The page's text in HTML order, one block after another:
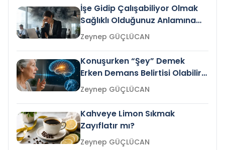
İşe Gidip Çalışabiliyor Olmak
Sağlıklı Olduğunuz Anlamına
Gelir mi?Zeynep GÜÇLÜCAN
Konuşurken “Şey” Demek
Erken Demans Belirtisi Olabilir
mi?
Zeynep GÜÇLÜCAN
Kahveye Limon Sıkmak
Zayıflatır mı?
Zeynep GÜÇLÜCAN